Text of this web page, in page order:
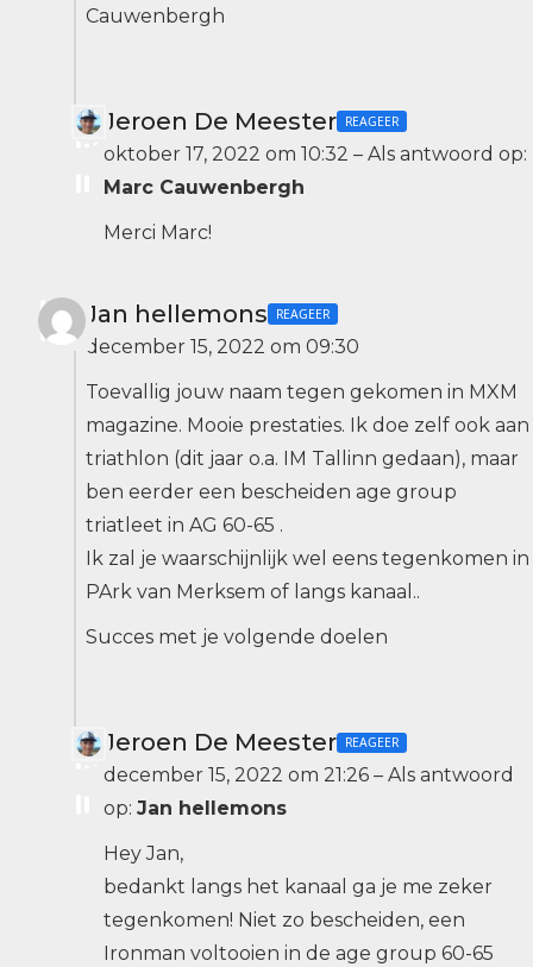
Cauwenbergh
Jeroen De Meester REAGEER
oktober 17, 2022 om 10:32 – Als antwoord op:
Marc Cauwenbergh
Merci Marc!
Jan hellemons REAGEER
december 15, 2022 om 09:30
Toevallig jouw naam tegen gekomen in MXM
magazine. Mooie prestaties. Ik doe zelf ook aan
triathlon (dit jaar o.a. IM Tallinn gedaan), maar
ben eerder een bescheiden age group
triatleet in AG 60-65 .
Ik zal je waarschijnlijk wel eens tegenkomen in
PArk van Merksem of langs kanaal..
Succes met je volgende doelen
Jeroen De Meester REAGEER
december 15, 2022 om 21:26 – Als antwoord
op: Jan hellemons
Hey Jan,
bedankt langs het kanaal ga je me zeker
tegenkomen! Niet zo bescheiden, een
Ironman voltooien in de age group 60-65